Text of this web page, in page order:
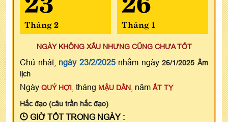
Tháng 2 Tháng 1
NGÀY KHÔNG XẤU NHƯNG CŨNG CHƯA TỐT
Chủ nhật, ngày 23/2/2025nhằm ngày26/1/2025 Âm
lịch
Ngày QUÝ HỢI , tháng MẬU DẦN , năm ẤT TỴ
Hắc đạo (câu trần hắc đạo)
GIỜ TỐT TRONG NGÀY :